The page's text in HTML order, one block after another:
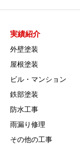
実績紹介
外壁塗装
屋根塗装
ビル・マンション
鉄部塗装
防水工事
雨漏り修理
その他の工事